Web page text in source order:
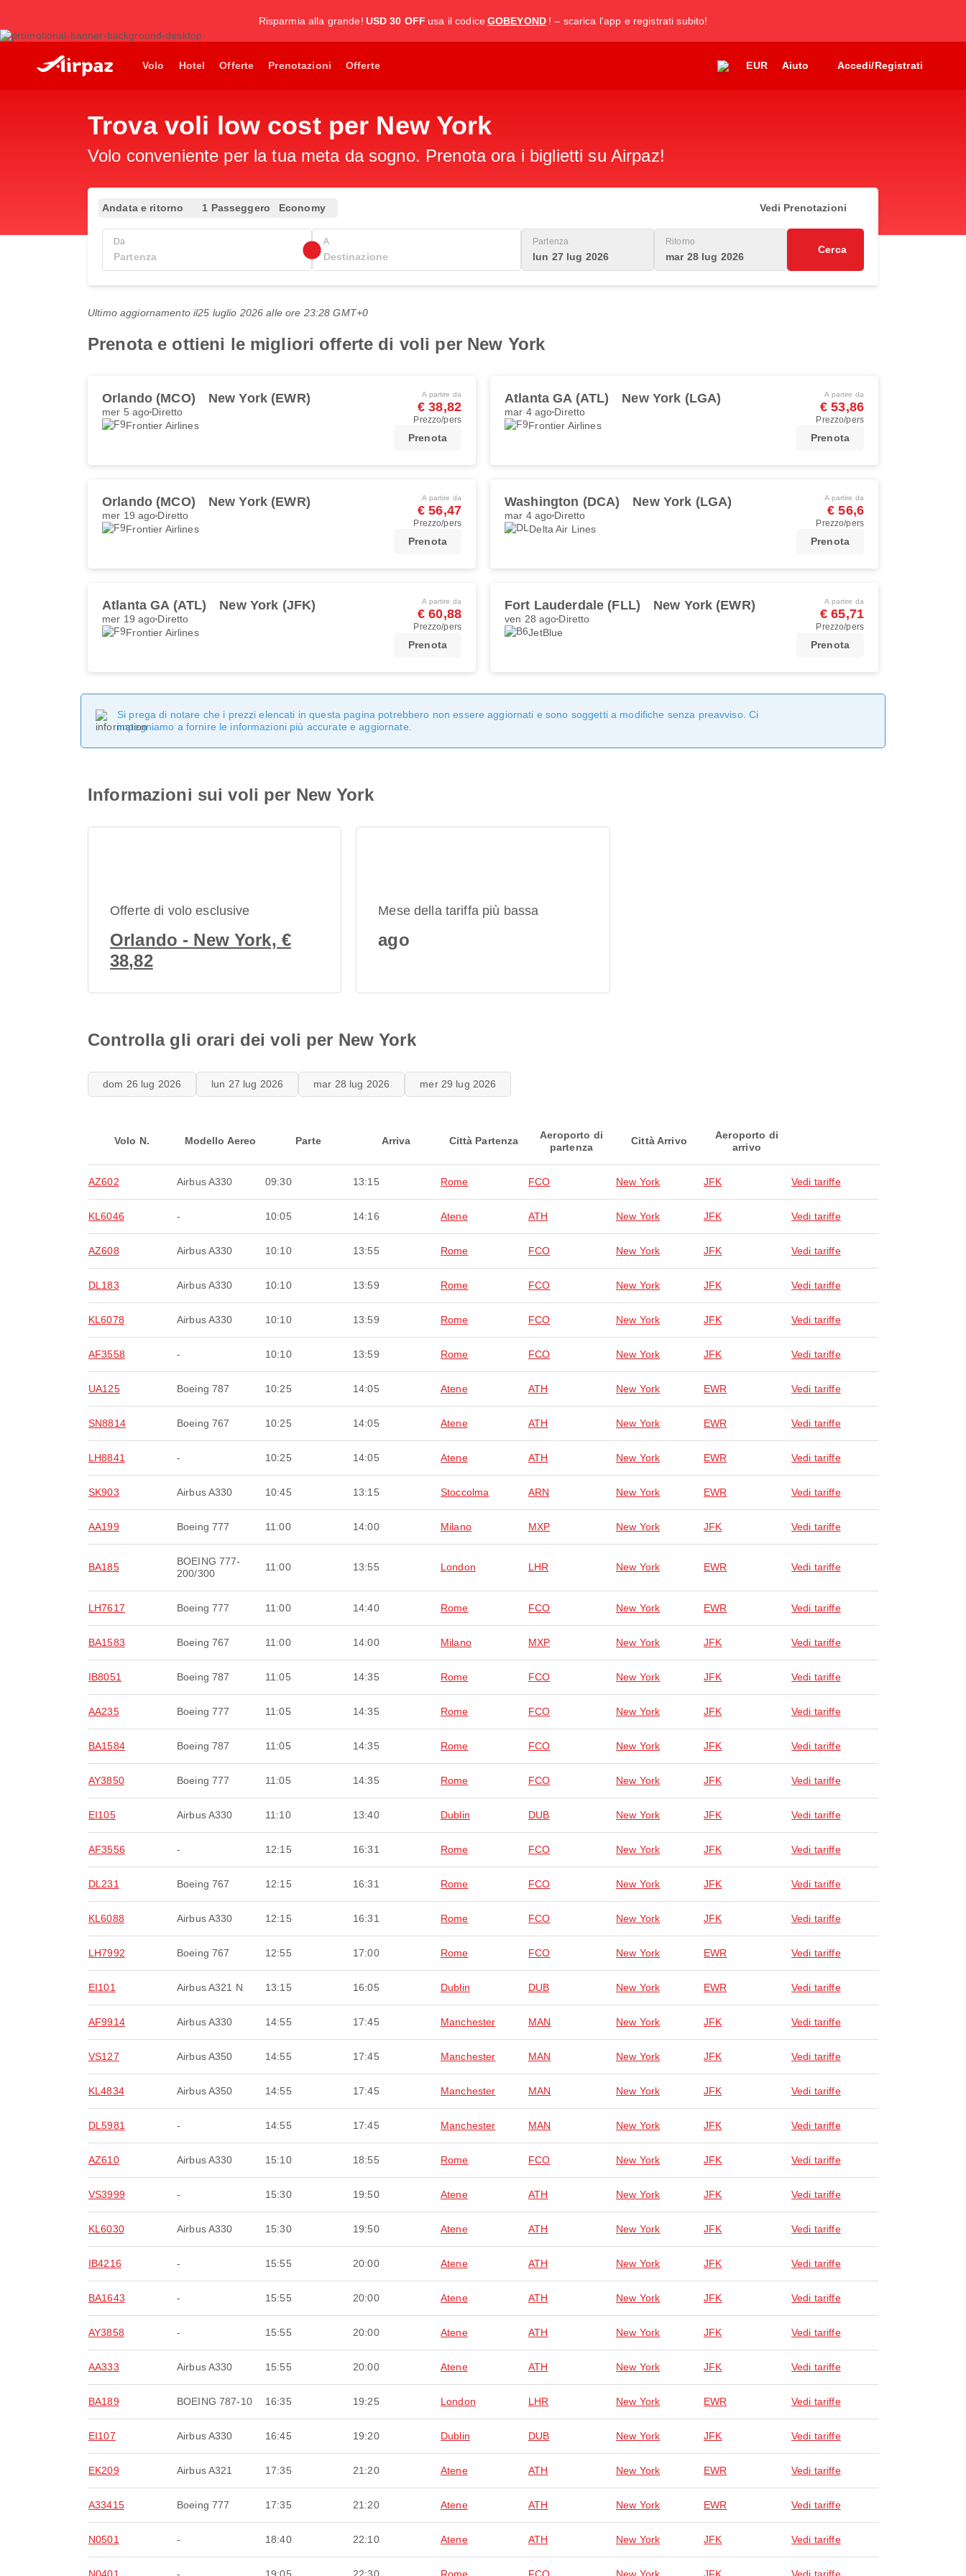
Risparmia alla grande! USD 30 OFF usa il codiceGOBEYOND ! – scarica l'app e registrati subito!
Volo Hotel Offerte Prenotazioni Offerte EUR Aiuto Accedi/Registrati
Trova voli low cost per New York
Volo conveniente per la tua meta da sogno. Prenota ora i biglietti su Airpaz!
Andata e ritorno 1 Passeggero Economy Vedi Prenotazioni
Da A Partenza
lun 27 lug 2026
Ritorno
mar 28 lug 2026
Cerca
Ultimo aggiornamento il25 luglio 2026 alle ore 23:28 GMT+0
Prenota e ottieni le migliori offerte di voli per New York
Orlando (MCO) New York (EWR)
mer 5 ago Diretto
Frontier Airlines
A partire da
€ 38,82
Prezzo/pers
Prenota
Atlanta GA (ATL) New York (LGA)
mar 4 ago Diretto
Frontier Airlines
A partire da
€ 53,86
Prezzo/pers
Prenota
Orlando (MCO) New York (EWR)
mer 19 ago Diretto
Frontier Airlines
A partire da
€ 56,47
Prezzo/pers
Prenota
Washington (DCA) New York (LGA)
mar 4 ago Diretto
Delta Air Lines
A partire da
€ 56,6
Prezzo/pers
Prenota
Atlanta GA (ATL) New York (JFK)
mer 19 ago Diretto
Frontier Airlines
A partire da
€ 60,88
Prezzo/pers
Prenota
Fort Lauderdale (FLL) New York (EWR)
ven 28 ago Diretto
JetBlue
A partire da
€ 65,71
Prezzo/pers
Prenota
Si prega di notare che i prezzi elencati in questa pagina potrebbero non essere aggiornati e sono soggetti a modifiche senza preavviso. Ci
impegniamo a fornire le informazioni più accurate e aggiornate.
Informazioni sui voli per New York
Offerte di volo esclusive
Orlando - New York, €
38,82
Mese della tariffa più bassa
ago
Controlla gli orari dei voli per New York
dom 26 lug 2026 lun 27 lug 2026 mar 28 lug 2026 mer 29 lug 2026
Volo N. Modello Aereo Parte Arriva Città Partenza
Aeroporto di
partenza
Città Arrivo
Aeroporto di
arrivo
AZ602 Airbus A330 09:30 13:15 Rome FCO New York JFK Vedi tariffe
KL6046 - 10:05 14:16 Atene ATH New York JFK Vedi tariffe
AZ608 Airbus A330 10:10 13:55 Rome FCO New York JFK Vedi tariffe
DL183 Airbus A330 10:10 13:59 Rome FCO New York JFK Vedi tariffe
KL6078 Airbus A330 10:10 13:59 Rome FCO New York JFK Vedi tariffe
AF3558 - 10:10 13:59 Rome FCO New York JFK Vedi tariffe
UA125 Boeing 787 10:25 14:05 Atene ATH New York EWR Vedi tariffe
SN8814 Boeing 767 10:25 14:05 Atene ATH New York EWR Vedi tariffe
LH8841 - 10:25 14:05 Atene ATH New York EWR Vedi tariffe
SK903 Airbus A330 10:45 13:15 Stoccolma ARN New York EWR Vedi tariffe
AA199 Boeing 777 11:00 14:00 Milano MXP New York JFK Vedi tariffe
BA185
BOEING 777-
200/300
11:00 13:55 London LHR New York EWR Vedi tariffe
LH7617 Boeing 777 11:00 14:40 Rome FCO New York EWR Vedi tariffe
BA1583 Boeing 767 11:00 14:00 Milano MXP New York JFK Vedi tariffe
IB8051 Boeing 787 11:05 14:35 Rome FCO New York JFK Vedi tariffe
AA235 Boeing 777 11:05 14:35 Rome FCO New York JFK Vedi tariffe
BA1584 Boeing 787 11:05 14:35 Rome FCO New York JFK Vedi tariffe
AY3850 Boeing 777 11:05 14:35 Rome FCO New York JFK Vedi tariffe
EI105 Airbus A330 11:10 13:40 Dublin DUB New York JFK Vedi tariffe
AF3556 - 12:15 16:31 Rome FCO New York JFK Vedi tariffe
DL231 Boeing 767 12:15 16:31 Rome FCO New York JFK Vedi tariffe
KL6088 Airbus A330 12:15 16:31 Rome FCO New York JFK Vedi tariffe
LH7992 Boeing 767 12:55 17:00 Rome FCO New York EWR Vedi tariffe
EI101 Airbus A321 N 13:15 16:05 Dublin DUB New York EWR Vedi tariffe
AF9914 Airbus A330 14:55 17:45 Manchester MAN New York JFK Vedi tariffe
VS127 Airbus A350 14:55 17:45 Manchester MAN New York JFK Vedi tariffe
KL4834 Airbus A350 14:55 17:45 Manchester MAN New York JFK Vedi tariffe
DL5981 - 14:55 17:45 Manchester MAN New York JFK Vedi tariffe
AZ610 Airbus A330 15:10 18:55 Rome FCO New York JFK Vedi tariffe
VS3999 - 15:30 19:50 Atene ATH New York JFK Vedi tariffe
KL6030 Airbus A330 15:30 19:50 Atene ATH New York JFK Vedi tariffe
IB4216 - 15:55 20:00 Atene ATH New York JFK Vedi tariffe
BA1643 - 15:55 20:00 Atene ATH New York JFK Vedi tariffe
AY3858 - 15:55 20:00 Atene ATH New York JFK Vedi tariffe
AA333 Airbus A330 15:55 20:00 Atene ATH New York JFK Vedi tariffe
BA189 BOEING 787-10 16:35 19:25 London LHR New York EWR Vedi tariffe
EI107 Airbus A330 16:45 19:20 Dublin DUB New York JFK Vedi tariffe
EK209 Airbus A321 17:35 21:20 Atene ATH New York EWR Vedi tariffe
A33415 Boeing 777 17:35 21:20 Atene ATH New York EWR Vedi tariffe
N0501 - 18:40 22:10 Atene ATH New York JFK Vedi tariffe